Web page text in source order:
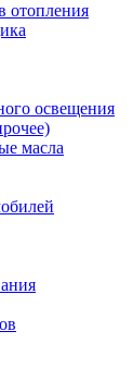
отопления
освещения
масла